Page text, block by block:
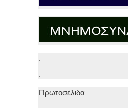
.
.
Πρωτοσέλιδα